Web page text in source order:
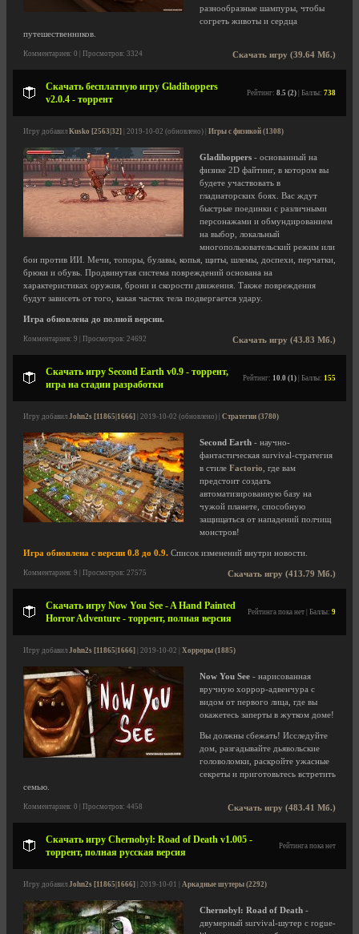
разнообразные шампуры, чтобы
согреть животы и сердца
путешественников.
Скачать игру (39.64 Мб.)
Комментариев: 0 | Просмотров: 3324
Скачать бесплатную игру Gladihoppers
v2.0.4 - торрент
Рейтинг: 8.5 (2) | Баллы: 738
Игру добавил Kusko [2563|32] | 2019-10-02 (обновлено) | Игры с физикой (1308)
Gladihoppers - основанный на
физике 2D файтинг, в котором вы
будете участвовать в
гладиаторских боях. Вас ждут
быстрые поединки с различными
персонажами и обмундированием
на выбор, локальный
многопользовательский режим или
бои против ИИ. Мечи, топоры, булавы, копья, щиты, шлемы, доспехи, перчатки,
брюки и обувь. Продвинутая система повреждений основана на
характеристиках оружия, брони и скорости движения. Также повреждения
будут зависеть от того, какая частях тела подвергается удару.
Игра обновлена до полной версии.
Скачать игру (43.83 Мб.)
Комментариев: 9 | Просмотров: 24692
Скачать игру Second Earth v0.9 - торрент,
игра на стадии разработки
Рейтинг: 10.0 (1) | Баллы: 155
Игру добавил John2s [11865|1666] | 2019-10-02 (обновлено) | Стратегии (3780)
Second Earth - научно-
фантастическая survival-стратегия
в стиле Factorio , где вам
предстоит создать
автоматизированную базу на
чужой планете, способную
защищаться от нападений полчищ
монстров!
Игра обновлена с версии 0.8 до 0.9. Список изменений внутри новости.
Скачать игру (413.79 Мб.)
Комментариев: 9 | Просмотров: 27575
Скачать игру Now You See - A Hand Painted
Horror Adventure - торрент, полная версия
Рейтинга пока нет | Баллы: 9
Игру добавил John2s [11865|1666] | 2019-10-02 | Хорроры (1885)
Now You See - нарисованная
вручную хоррор-адвенчура с
видом от первого лица, где вы
окажетесь заперты в жутком доме!
Вы должны сбежать! Исследуйте
дом, разгадывайте дьявольские
головоломки, раскройте ужасные
секреты и приготовьтесь встретить
семью.
Скачать игру (483.41 Мб.)
Комментариев: 0 | Просмотров: 4458
Скачать игру Chernobyl: Road of Death v1.005 -
торрент, полная русская версия
Рейтинга пока нет
Игру добавил John2s [11865|1666] | 2019-10-01 | Аркадные шутеры (2292)
Chernobyl: Road of Death -
двумерный survival-шутер с rogue-